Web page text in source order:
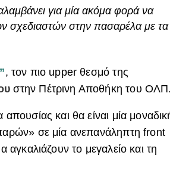
για μία ακόμα φορά να
σχεδιαστών στην πασαρέλα με τα
, τον πιο upper θεσμό της
στην Πέτρινη Αποθήκη του
και θα είναι μία
σε μία ανεπανάληπτη front
το μεγαλείο και τη